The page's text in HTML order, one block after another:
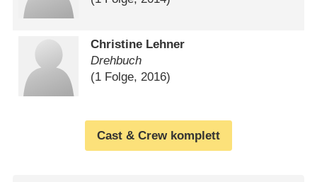
Christine Lehner
Drehbuch
(1 Folge, 2016)
Cast & Crew komplett